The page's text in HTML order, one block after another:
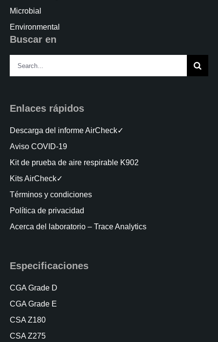
Microbial
Environmental
Buscar en
Search
for:
Enlaces rápidos
Descarga del informe AirCheck✓
Aviso COVID-19
Kit de prueba de aire respirable K902
Kits AirCheck✓
Términos y condiciones
Política de privacidad
Acerca del laboratorio – Trace Analytics
Especificaciones
CGA Grade D
CGA Grade E
CSA Z180
CSA Z275